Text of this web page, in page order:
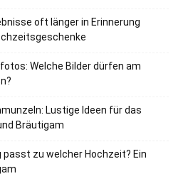
oft länger in Erinnerung
Welche Bilder dürfen am
Lustige Ideen für das
Bräutigam
zu welcher Hochzeit? Ein